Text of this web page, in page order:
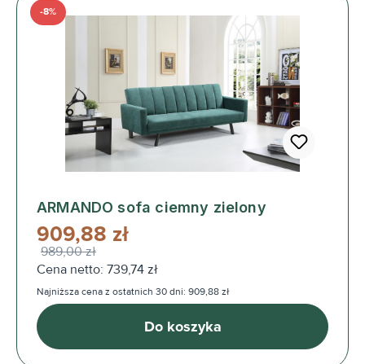
ARMANDO sofa ciemny zielony
-8%
909,88 zł
989,00 zł
Cena netto: 739,74 zł
Najniższa cena z ostatnich 30 dni: 909,88 zł
Do koszyka